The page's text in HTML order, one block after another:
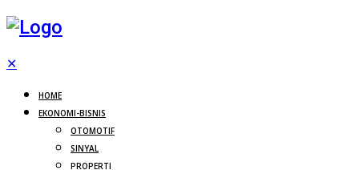
✕
HOME
EKONOMI-BISNIS
OTOMOTIF
SINYAL
PROPERTI